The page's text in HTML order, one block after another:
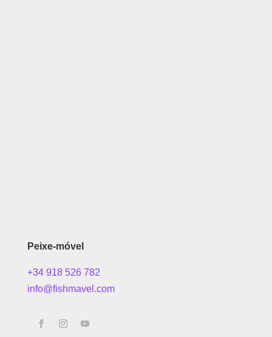
Peixe-móvel
+34 918 526 782
info@fishmavel.com